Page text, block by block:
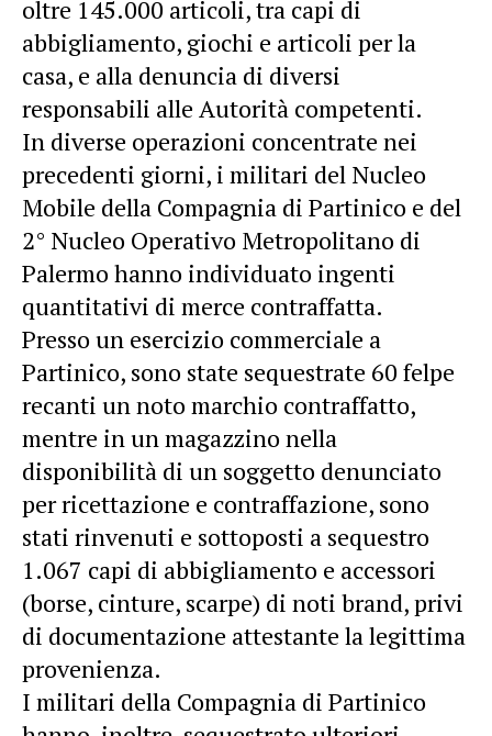
oltre 145.000 articoli, tra capi di
abbigliamento, giochi e articoli per la
casa, e alla denuncia di diversi
responsabili alle Autorità competenti.
In diverse operazioni concentrate nei
precedenti giorni, i militari del Nucleo
Mobile della Compagnia di Partinico e del
2° Nucleo Operativo Metropolitano di
Palermo hanno individuato ingenti
quantitativi di merce contraffatta.
Presso un esercizio commerciale a
Partinico, sono state sequestrate 60 felpe
recanti un noto marchio contraffatto,
mentre in un magazzino nella
disponibilità di un soggetto denunciato
per ricettazione e contraffazione, sono
stati rinvenuti e sottoposti a sequestro
1.067 capi di abbigliamento e accessori
(borse, cinture, scarpe) di noti brand, privi
di documentazione attestante la legittima
provenienza.
I militari della Compagnia di Partinico